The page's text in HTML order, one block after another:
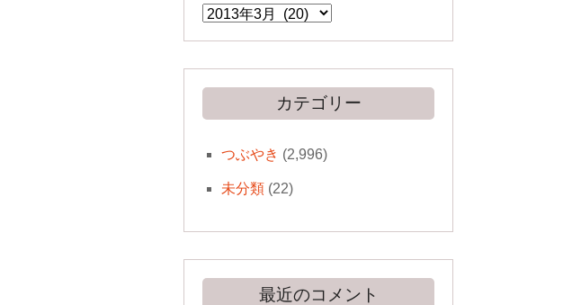
ア
ー
カ
カテゴリー
つぶやき (2,996)
未分類(22)
最近のコメント